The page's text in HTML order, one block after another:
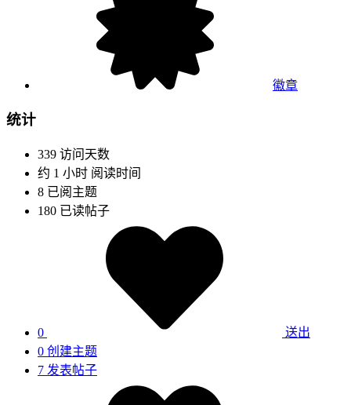
徽章
统计
339 访问天数
约 1 小时 阅读时间
8 已阅主题
180 已读帖子
0
送出
0 创建主题
7 发表帖子